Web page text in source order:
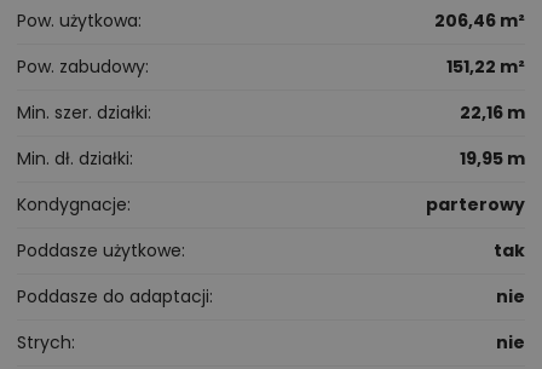
Pow. użytkowa
206,46 m²
Pow. zabudowy
151,22 m²
Min. szer. działki
22,16 m
Min. dł. działki
19,95 m
Kondygnacje
parterowy
Poddasze użytkowe
tak
Poddasze do adaptacji
nie
Strych
nie